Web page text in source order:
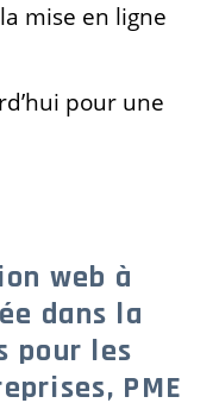
mise en ligne
pour une
web à
dans la
pour les
PME